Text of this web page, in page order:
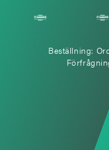
Beställning: